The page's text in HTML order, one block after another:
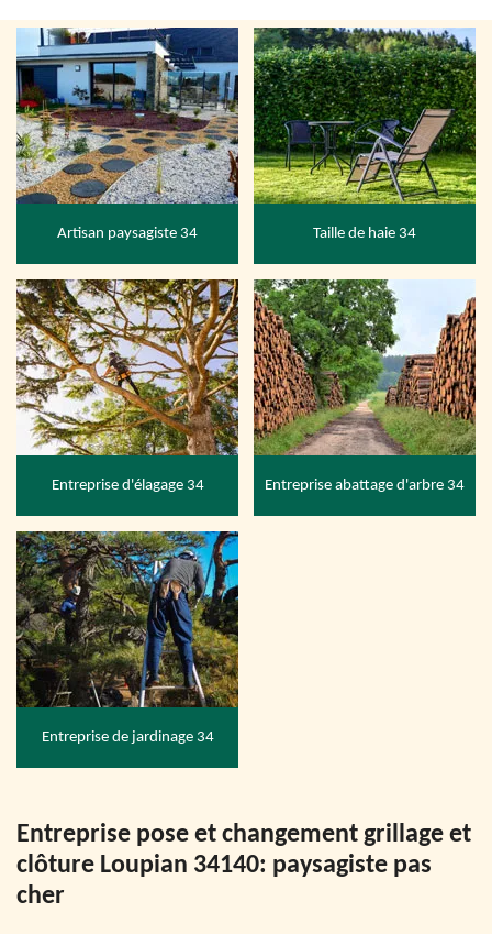
Artisan paysagiste 34 Taille de haie 34
Entreprise d'élagage 34 Entreprise abattage d'arbre 34
Entreprise de jardinage 34
Entreprise pose et changement grillage et
clôture Loupian 34140: paysagiste pas
cher